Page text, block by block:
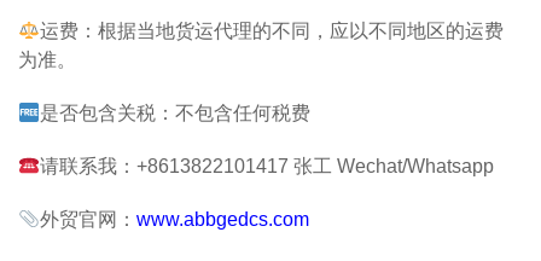
运费：根据当地货运代理的不同，应以不同地区的运费
为准。
是否包含关税：不包含任何税费
请联系我：+8613822101417 张工 Wechat/Whatsapp
外贸官网：www.abbgedcs.com